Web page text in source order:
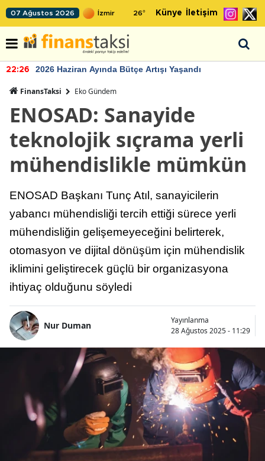
07 Ağustos 2026 26° Künye İletişim
22:26 2026 Haziran Ayında Bütçe Artışı Yaşandı
FinansTaksi Eko Gündem
ENOSAD: Sanayide
teknolojik sıçrama yerli
mühendislikle mümkün
ENOSAD Başkanı Tunç Atıl, sanayicilerin
yabancı mühendisliği tercih ettiği sürece yerli
mühendisliğin gelişemeyeceğini belirterek,
otomasyon ve dijital dönüşüm için mühendislik
iklimini geliştirecek güçlü bir organizasyona
ihtiyaç olduğunu söyledi
Nur Duman
Yayınlanma
28 Ağustos 2025 - 11:29